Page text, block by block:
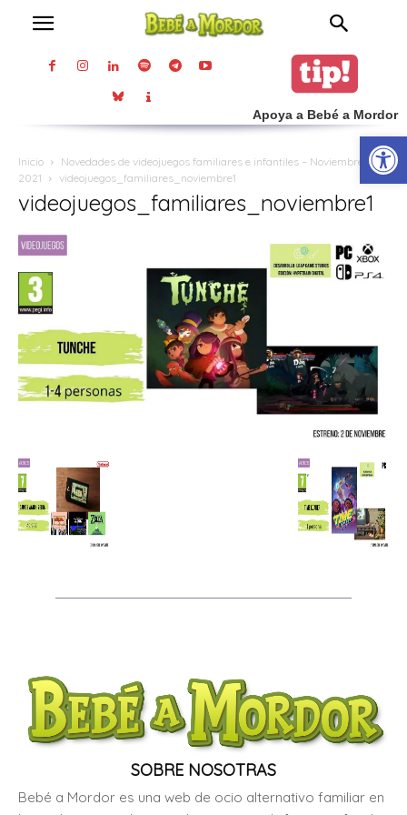
Apoya a Bebé a Mordor
Inicio
Novedades de videojuegos familiares e infantiles – Noviembre
2021
videojuegos_familiares_noviembre1
videojuegos_familiares_noviembre1
SOBRE NOSOTRAS
Bebé a Mordor es una web de ocio alternativo familiar en